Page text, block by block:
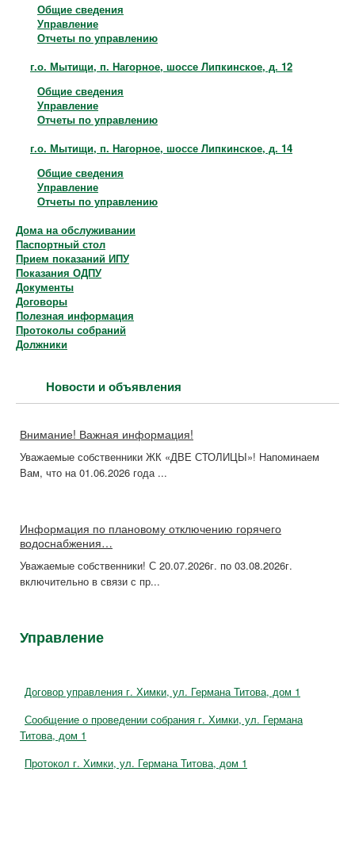
Общие сведения
Управление
Отчеты по управлению
г.о. Мытищи, п. Нагорное, шоссе Липкинское, д. 12
Общие сведения
Управление
Отчеты по управлению
г.о. Мытищи, п. Нагорное, шоссе Липкинское, д. 14
Общие сведения
Управление
Отчеты по управлению
Дома на обслуживании
Паспортный стол
Прием показаний ИПУ
Показания ОДПУ
Документы
Договоры
Полезная информация
Протоколы собраний
Должники
Новости и объявления
Внимание! Важная информация!
Уважаемые собственники ЖК «ДВЕ СТОЛИЦЫ»! Напоминаем
Вам, что на 01.06.2026 года ...
Информация по плановому отключению горячего
водоснабжения…
Уважаемые собственники! С 20.07.2026г. по 03.08.2026г.
включительно в связи с пр...
Управление
Договор управления г. Химки, ул. Германа Титова, дом 1
Сообщение о проведении собрания г. Химки, ул. Германа
Титова, дом 1
Протокол г. Химки, ул. Германа Титова, дом 1